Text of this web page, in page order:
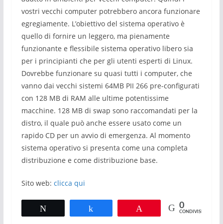
vostri vecchi computer potrebbero ancora funzionare
egregiamente. L’obiettivo del sistema operativo è
quello di fornire un leggero, ma pienamente
funzionante e flessibile sistema operativo libero sia
per i principianti che per gli utenti esperti di Linux.
Dovrebbe funzionare su quasi tutti i computer, che
vanno dai vecchi sistemi 64MB PII 266 pre-configurati
con 128 MB di RAM alle ultime potentissime
macchine. 128 MB di swap sono raccomandati per la
distro, il quale può anche essere usato come un
rapido CD per un avvio di emergenza. Al momento
sistema operativo si presenta come una completa
distribuzione e come distribuzione base.
Sito web: clicca qui
0
CONDIVISIONI